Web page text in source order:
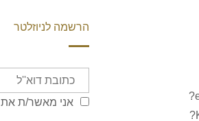
הרשמה לניוזלטר
אני מאשר/ת את